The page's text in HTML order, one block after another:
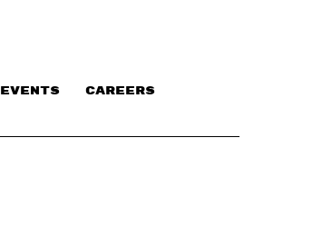
EVENTS CAREERS